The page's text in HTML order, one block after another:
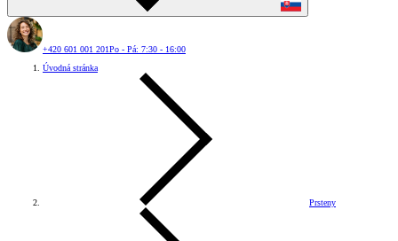
+420 601 001 201Po - Pá: 7:30 - 16:00
Úvodná stránka
Prsteny